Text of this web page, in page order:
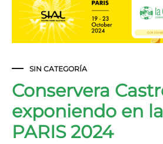
SIN CATEGORÍA
Conservera
exponiendo en
PARIS 2024